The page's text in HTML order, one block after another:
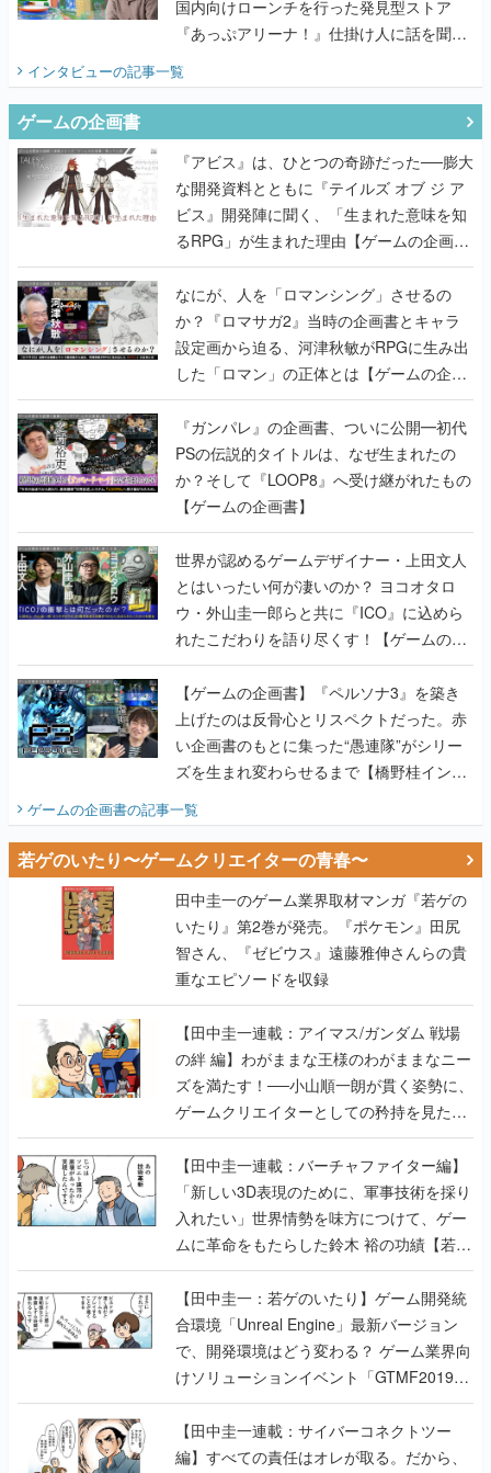
国内向けローンチを行った発見型ストア
『あっぷアリーナ！』仕掛け人に話を聞い
インタビューの記事一覧
ゲームの企画書
『アビス』は、ひとつの奇跡だった──膨大
な開発資料とともに『テイルズ オブ ジ ア
ビス』開発陣に聞く、「生まれた意味を知
るRPG」が生まれた理由【ゲームの企画
書】
なにが、人を「ロマンシング」させるの
か？『ロマサガ2』当時の企画書とキャラ
設定画から迫る、河津秋敏がRPGに生み出
した「ロマン」の正体とは【ゲームの企画
書】
『ガンパレ』の企画書、ついに公開━初代
PSの伝説的タイトルは、なぜ生まれたの
か？そして『LOOP8』へ受け継がれたもの
【ゲームの企画書】
世界が認めるゲームデザイナー・上田文人
とはいったい何が凄いのか？ ヨコオタロ
ウ・外山圭一郎らと共に『ICO』に込めら
れたこだわりを語り尽くす！【ゲームの企
画書】
【ゲームの企画書】『ペルソナ3』を築き
上げたのは反骨心とリスペクトだった。赤
い企画書のもとに集った“愚連隊”がシリー
ズを生まれ変わらせるまで【橋野桂インタ
ゲームの企画書の記事一覧
若ゲのいたり〜ゲームクリエイターの青春〜
田中圭一のゲーム業界取材マンガ『若ゲの
いたり』第2巻が発売。『ポケモン』田尻
智さん、『ゼビウス』遠藤雅伸さんらの貴
重なエピソードを収録
【田中圭一連載：アイマス/ガンダム 戦場
の絆 編】わがままな王様のわがままなニー
ズを満たす！──小山順一朗が貫く姿勢に、
ゲームクリエイターとしての矜持を見た
【若ゲのいたり最終回】
【田中圭一連載：バーチャファイター編】
「新しい3D表現のために、軍事技術を採り
入れたい」世界情勢を味方につけて、ゲー
ムに革命をもたらした鈴木 裕の功績【若ゲ
のいたり】
【田中圭一：若ゲのいたり】ゲーム開発統
合環境「Unreal Engine」最新バージョン
で、開発環境はどう変わる？ ゲーム業界向
けソリューションイベント「GTMF2019」
に行って、より理解を深めよう【PR】
【田中圭一連載：サイバーコネクトツー
編】すべての責任はオレが取る。だから、